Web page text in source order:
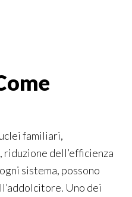
familiari,
riduzione dell’efficienza
sistema, possono
Uno dei